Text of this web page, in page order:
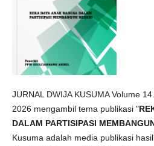
JURNAL DWIJA KUSUMA Volume
2026 mengambil tema publikasi "
DALAM PARTISIPASI
Kusuma adalah media publikasi